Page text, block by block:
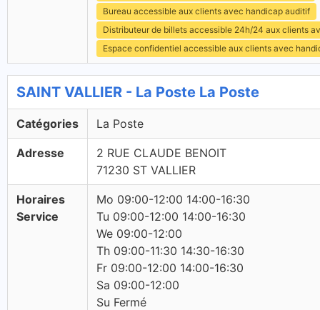
Bureau accessible aux clients avec handicap auditif
Distributeur de billets accessible 24h/24 aux clients
Espace confidentiel accessible aux clients avec
SAINT VALLIER - La Poste La Poste
Catégories La Poste
Adresse
2 RUE CLAUDE BENOIT
71230 ST VALLIER
Horaires
Service
Mo 09:00-12:00 14:00-16:30
Tu 09:00-12:00 14:00-16:30
We 09:00-12:00
Th 09:00-11:30 14:30-16:30
Fr 09:00-12:00 14:00-16:30
Sa 09:00-12:00
Su Fermé